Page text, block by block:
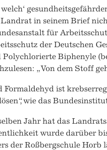
in seinem Brief
für
der Deutschen
Polychlorierte Biphenyle
„Von dem Stoff
Formaldehyd ist
wie das
Jahr hat das
wurde darüber
der Roßbergschule Horb